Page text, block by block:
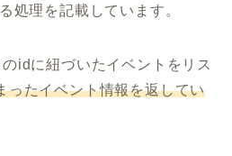
処理を記載しています。
idに紐づいたイベントをリス
ったイベント情報を返してい